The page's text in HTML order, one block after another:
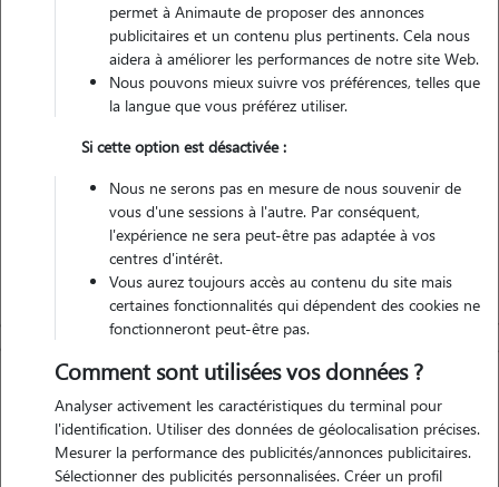
Gardes réalisées
Contacter
L'envoi d'une demande est sans engagement
permet à Animaute de proposer des annonces
publicitaires et un contenu plus pertinents. Cela nous
aidera à améliorer les performances de notre site Web.
Nous pouvons mieux suivre vos préférences, telles que
la langue que vous préférez utiliser.
Si cette option est désactivée :
Nous ne serons pas en mesure de nous souvenir de
vous d'une sessions à l'autre. Par conséquent,
l'expérience ne sera peut-être pas adaptée à vos
centres d'intérêt.
Vous aurez toujours accès au contenu du site mais
certaines fonctionnalités qui dépendent des cookies ne
fonctionneront peut-être pas.
Comment sont utilisées vos données ?
Analyser activement les caractéristiques du terminal pour
l'identification. Utiliser des données de géolocalisation précises.
Mesurer la performance des publicités/annonces publicitaires.
Sélectionner des publicités personnalisées. Créer un profil